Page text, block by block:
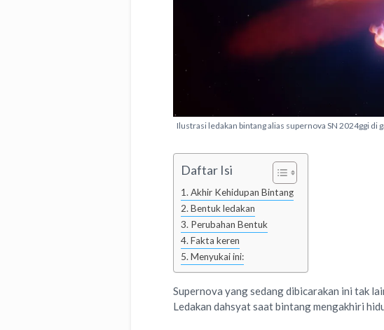
Ilustrasi ledakan bintang alias supernova SN 2024ggi di
Daftar Isi
Akhir Kehidupan Bintang
Bentuk ledakan
Perubahan Bentuk
Fakta keren
Menyukai ini:
Supernova yang sedang dibicarakan ini tak
Ledakan dahsyat saat bintang mengakhiri